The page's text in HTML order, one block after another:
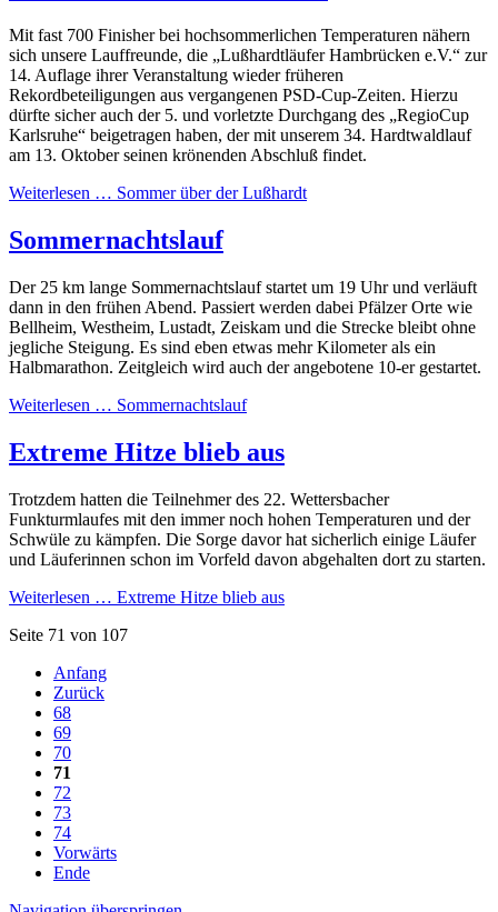
Mit fast 700 Finisher bei hochsommerlichen Temperaturen nähern
sich unsere Lauffreunde, die „Lußhardtläufer Hambrücken e.V.“ zur
14. Auflage ihrer Veranstaltung wieder früheren
Rekordbeteiligungen aus vergangenen PSD-Cup-Zeiten. Hierzu
dürfte sicher auch der 5. und vorletzte Durchgang des „RegioCup
Karlsruhe“ beigetragen haben, der mit unserem 34. Hardtwaldlauf
am 13. Oktober seinen krönenden Abschluß findet.
Weiterlesen … Sommer über der Lußhardt
Sommernachtslauf
Der 25 km lange Sommernachtslauf startet um 19 Uhr und verläuft
dann in den frühen Abend. Passiert werden dabei Pfälzer Orte wie
Bellheim, Westheim, Lustadt, Zeiskam und die Strecke bleibt ohne
jegliche Steigung. Es sind eben etwas mehr Kilometer als ein
Halbmarathon. Zeitgleich wird auch der angebotene 10-er gestartet.
Weiterlesen … Sommernachtslauf
Extreme Hitze blieb aus
Trotzdem hatten die Teilnehmer des 22. Wettersbacher
Funkturmlaufes mit den immer noch hohen Temperaturen und der
Schwüle zu kämpfen. Die Sorge davor hat sicherlich einige Läufer
und Läuferinnen schon im Vorfeld davon abgehalten dort zu starten.
Weiterlesen … Extreme Hitze blieb aus
Seite 71 von 107
Anfang
Zurück
68
69
70
71
72
73
74
Vorwärts
Ende